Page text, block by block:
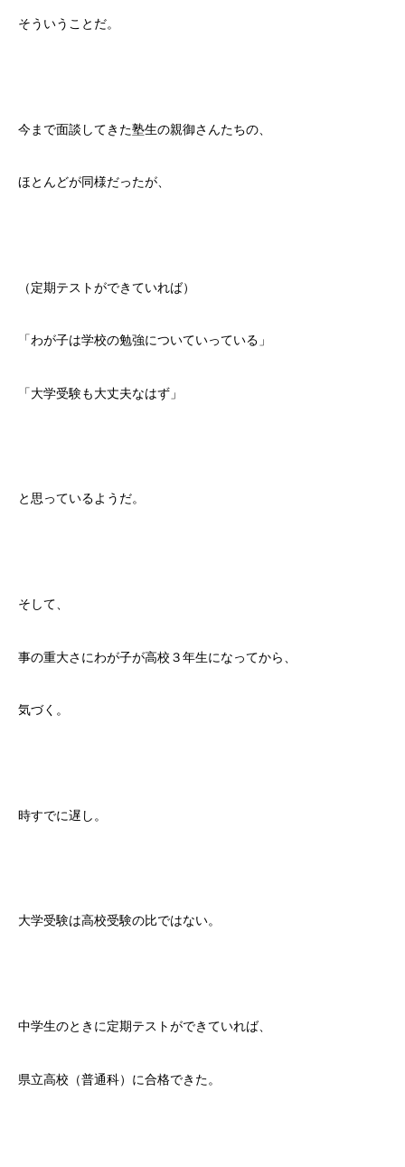
そういうことだ。
今まで面談してきた塾生の親御さんたちの、
ほとんどが同様だったが、
（定期テストができていれば）
「わが子は学校の勉強についていっている」
「大学受験も大丈夫なはず」
と思っているようだ。
そして、
事の重大さにわが子が高校３年生になってから、
気づく。
時すでに遅し。
大学受験は高校受験の比ではない。
中学生のときに定期テストができていれば、
県立高校（普通科）に合格できた。